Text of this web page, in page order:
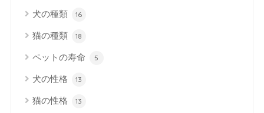
犬の種類 16
猫の種類 18
ペットの寿命 5
犬の性格 13
猫の性格 13